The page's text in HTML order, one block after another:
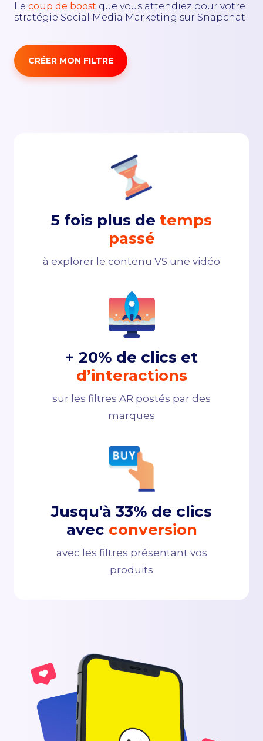
Le coup de boost que vous attendiez pour votre
stratégie Social Media Marketing sur Snapchat
CRÉER MON FILTRE
5 fois plus de temps
passé
à explorer le contenu VS une vidéo
+ 20% de clics et
d’interactions
sur les filtres AR postés par des
marques
Jusqu'à 33% de clics
avec conversion
avec les filtres présentant vos
produits